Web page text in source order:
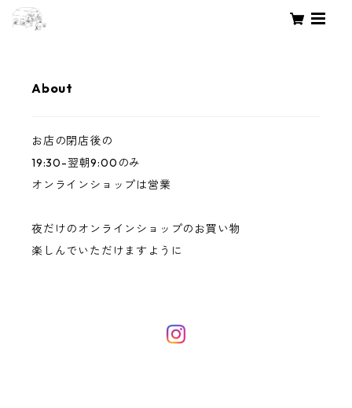
About
お店の閉店後の
19:30-翌朝9:00のみ
オンラインショップは営業
夜だけのオンラインショップのお買い物
楽しんでいただけますように